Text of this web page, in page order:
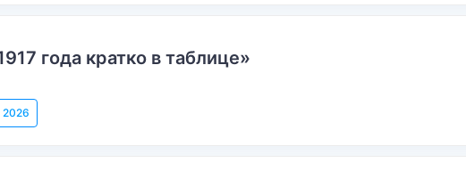
года кратко в таблице»
2026